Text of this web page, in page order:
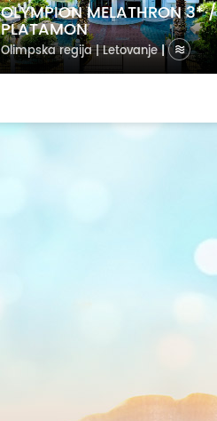
OLYMPION MELATHRON 3* /
PLATAMON
Olimpska regija | Letovanje|